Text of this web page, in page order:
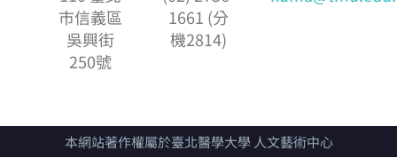
市信義區
吳興街
250號
1661 (分
機2814)
本網站著作權屬於臺北醫學大學 人文藝術中心